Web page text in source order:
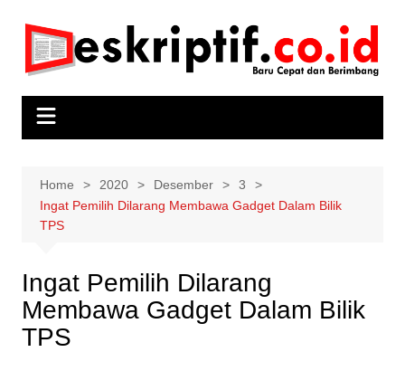
content
Home 2020 Desember
3
Ingat Pemilih Dilarang Membawa Gadget Dalam Bilik
TPS
Ingat Pemilih Dilarang
Membawa Gadget Dalam Bilik
TPS